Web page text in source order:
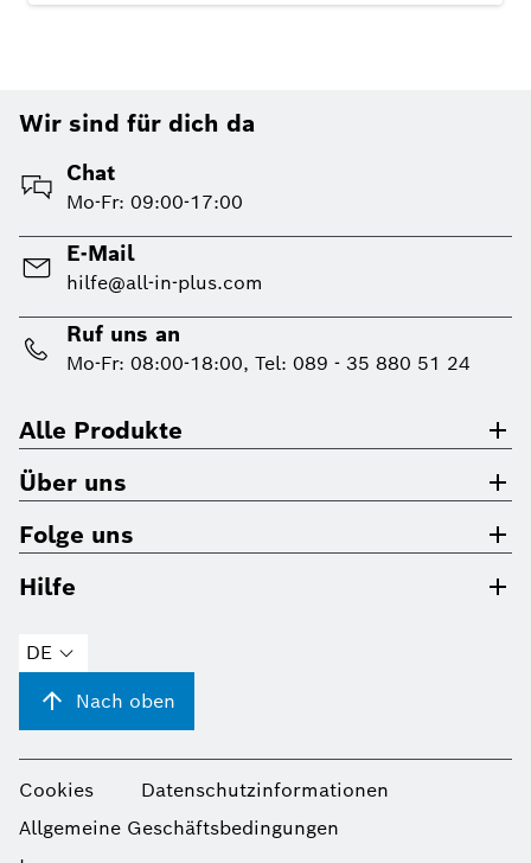
Wir sind für dich da
Chat
Mo-Fr: 09:00-17:00
E-Mail
hilfe@all-in-plus.com
Ruf uns an
Mo-Fr: 08:00-18:00, Tel: 089 - 35 880 51 24
Alle Produkte
Über uns
Folge uns
Hilfe
DE
Nach oben
Cookies
Datenschutzinformationen
Allgemeine Geschäftsbedingungen